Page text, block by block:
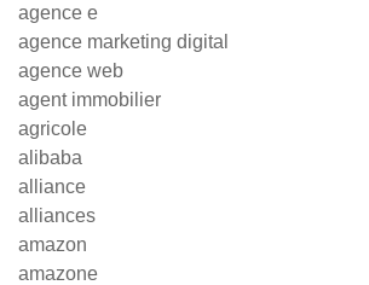
agence e
agence marketing digital
agence web
agent immobilier
agricole
alibaba
alliance
alliances
amazon
amazone